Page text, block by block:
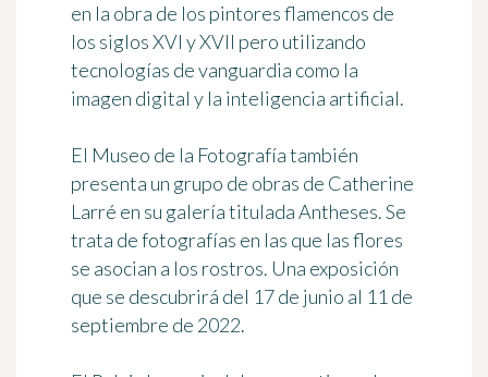
en la obra de los pintores flamencos de
los siglos XVI y XVII pero utilizando
tecnologías de vanguardia como la
imagen digital y la inteligencia artificial.
El Museo de la Fotografía también
presenta un grupo de obras de Catherine
Larré en su galería tituladaAntheses. Se
trata de fotografías en las que las flores
se asocian a los rostros. Una exposición
que se descubrirá del 17 de junio al 11 de
septiembre de 2022.